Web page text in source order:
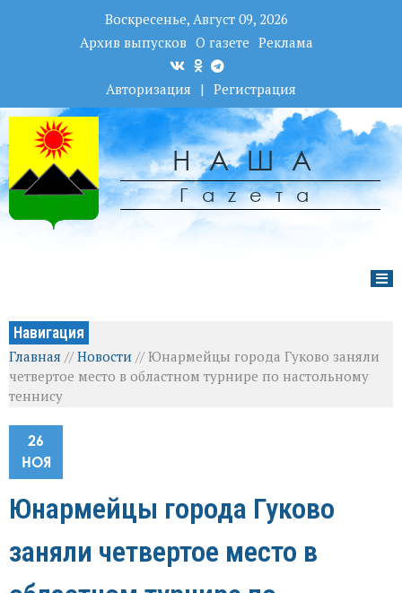
Воскресенье, Август 09, 2026
Архив выпусков О газете Реклама
Авторизация | Регистрация
НАША
Гаzета
Навигация
Главная //Новости //Юнармейцы города Гуково заняли
четвертое место в областном турнире по настольному
теннису
26
НОЯ
Юнармейцы города Гуково
заняли четвертое место в